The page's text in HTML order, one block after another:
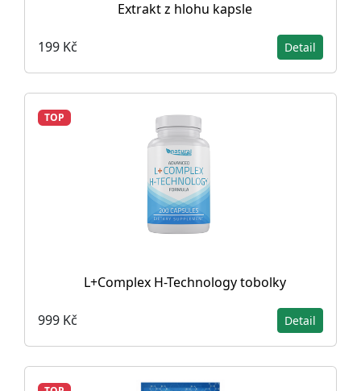
Extrakt z hlohu kapsle
199 Kč Detail
TOP
L+Complex H-Technology tobolky
999 Kč Detail